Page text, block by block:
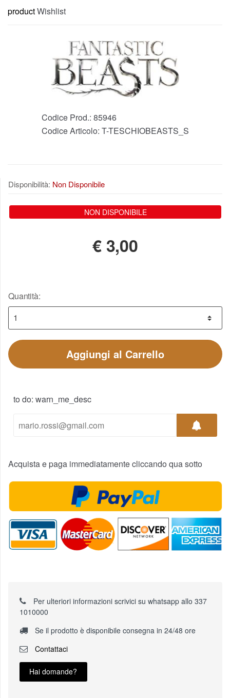
productWishlist
Codice Prod.: 85946
Codice Articolo: T-TESCHIOBEASTS_S
Disponibilità: Non Disponibile
NON DISPONIBILE
€ 3,00
Quantità:
Aggiungi al Carrello
to do: warn_me_desc
Acquista e paga immediatamente cliccando qua sotto
Per ulteriori informazioni scrivici su whatsapp allo 337
1010000
Se il prodotto è disponibile consegna in 24/48 ore
Contattaci
Hai domande?